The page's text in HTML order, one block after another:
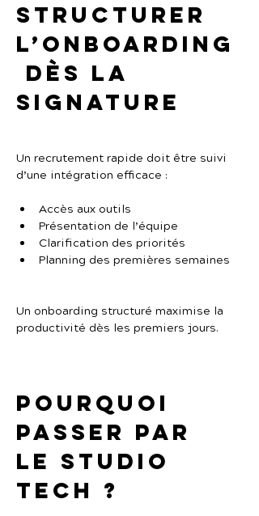
Structurer
l’onboarding
dès la
signature
Un recrutement rapide doit être suivi
d’une intégration efficace :
Accès aux outils
Présentation de l’équipe
Clarification des priorités
Planning des premières semaines
Un onboarding structuré maximise la
productivité dès les premiers jours.
Pourquoi
passer par
Le Studio
Tech ?